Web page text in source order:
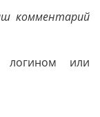
комментарий
или